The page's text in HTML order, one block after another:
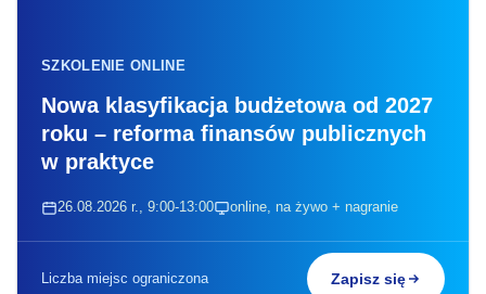
SZKOLENIE ONLINE
Nowa klasyfikacja budżetowa od 2027
roku – reforma finansów publicznych
w praktyce
26.08.2026 r., 9:00-13:00 online, na żywo + nagranie
Liczba miejsc ograniczona Zapisz się